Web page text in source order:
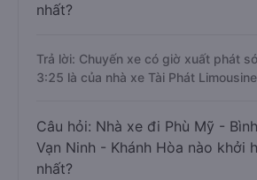
nhất?
Trả lời: Chuyến xe có giờ xuất phát
3:25 là của nhà xe Tài Phát
Câu hỏi: Nhà xe đi Phù Mỹ -
Vạn Ninh - Khánh Hòa nào khởi
nhất?